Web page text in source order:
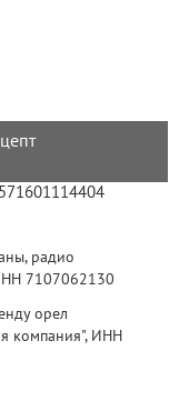
7107062130
компания", ИНН